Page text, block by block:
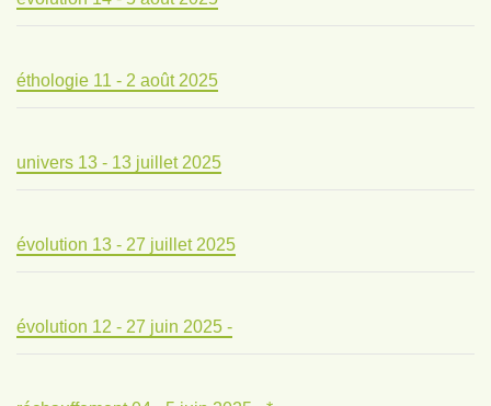
éthologie 11 - 2 août 2025
univers 13 - 13 juillet 2025
évolution 13 - 27 juillet 2025
évolution 12 - 27 juin 2025 -